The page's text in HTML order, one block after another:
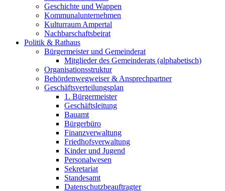
Geschichte und Wappen
Kommunalunternehmen
Kulturraum Ampertal
Nachbarschaftsbeirat
Politik & Rathaus
Bürgermeister und Gemeinderat
Mitglieder des Gemeinderats (alphabetisch)
Organisationsstruktur
Behördenwegweiser & Ansprechpartner
Geschäftsverteilungsplan
1. Bürgermeister
Geschäftsleitung
Bauamt
Bürgerbüro
Finanzverwaltung
Friedhofsverwaltung
Kinder und Jugend
Personalwesen
Sekretariat
Standesamt
Datenschutzbeauftragter